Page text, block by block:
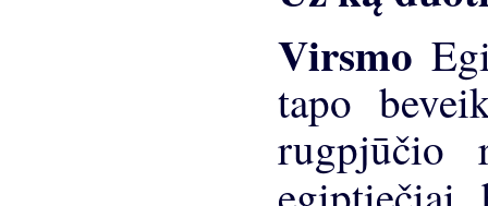
Virsmo
tapo
rugpjūčio